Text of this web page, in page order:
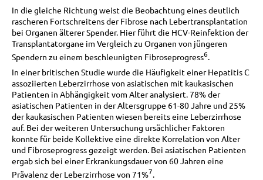
In die gleiche Richtung weist die Beobachtung eines deutlich
rascheren Fortschreitens der Fibrose nach Lebertransplantation
bei Organen älterer Spender. Hier führt die HCV-Reinfektion der
Transplantatorgane im Vergleich zu Organen von jüngeren
Spendern zu einem beschleunigten Fibroseprogress6
In einer britischen Studie wurde die Häufigkeit einer Hepatitis C
assoziierten Leberzirrhose von asiatischen mit kaukasischen
Patienten in Abhängigkeit vom Alter analysiert. 78% der
asiatischen Patienten in der Altersgruppe 61-80 Jahre und 25%
der kaukasischen Patienten wiesen bereits eine Leberzirrhose
auf. Bei der weiteren Untersuchung ursächlicher Faktoren
konnte für beide Kollektive eine direkte Korrelation von Alter
und Fibroseprogress gezeigt werden. Bei asiatischen Patienten
ergab sich bei einer Erkrankungsdauer von 60 Jahren eine
Prävalenz der Leberzirrhose von 71%7.